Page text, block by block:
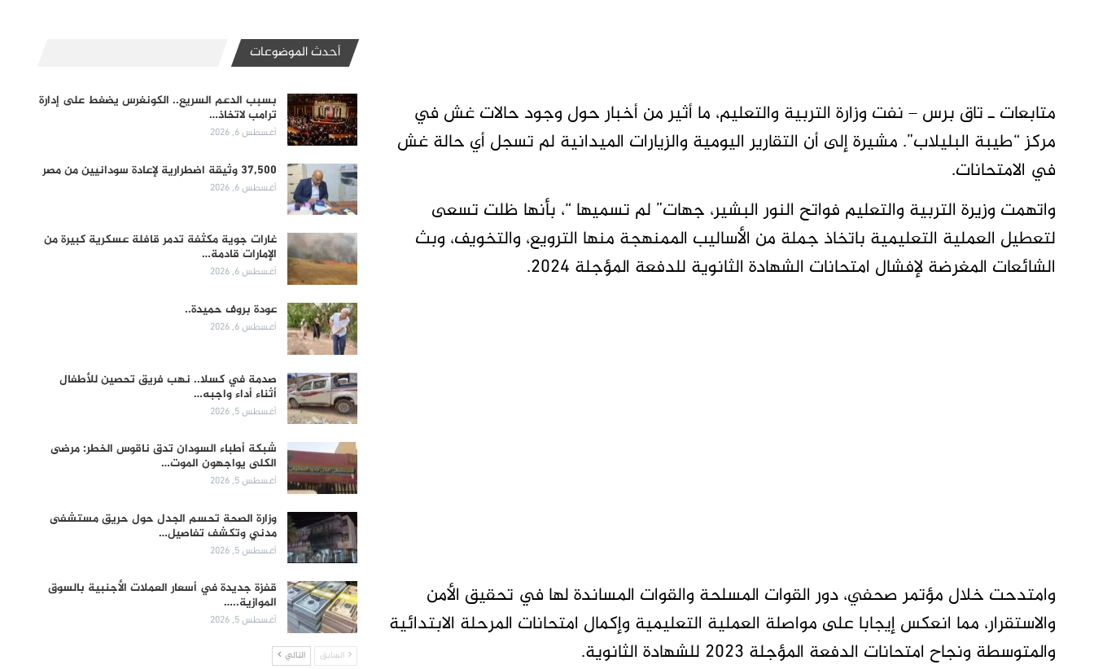
متابعات ـ تاق برس – نفت وزارة التربية والتعليم، ما أثير من أخبار حول وجود حالات غش في
مركز “طيبة البليلاب”. مشيرة إلى أن التقارير اليومية والزيارات الميدانية لم تسجل أي حالة غش
في الامتحانات.
واتهمت وزيرة التربية والتعليم فواتح النور البشير، جهات” لم تسميها “، بأنها ظلت تسعى
لتعطيل العملية التعليمية باتخاذ جملة من الأساليب الممنهجة منها الترويع، والتخويف، وبث
الشائعات المغرضة لإفشال امتحانات الشهادة الثانوية للدفعة المؤجلة 2024.
وامتدحت خلال مؤتمر صحفي، دور القوات المسلحة والقوات المساندة لها في تحقيق الأمن
والاستقرار، مما انعكس إيجابا على مواصلة العملية التعليمية وإكمال امتحانات المرحلة الابتدائية
والمتوسطة ونجاح امتحانات الدفعة المؤجلة 2023 للشهادة الثانوية.
أحدث الموضوعات
بسبب الدعم السريع.. الكونغرس يضغط على إدارة
ترامب لاتخاذ…
أغسطس 6, 2026
37,500 وثيقة اضطرارية لإعادة سودانيين من مصر
أغسطس 6, 2026
غارات جوية مكثفة تدمر قافلة عسكرية كبيرة من
الإمارات قادمة…
أغسطس 6, 2026
عودة بروف حميدة..
أغسطس 6, 2026
صدمة في كسلا.. نهب فريق تحصين للأطفال
أثناء أداء واجبه…
أغسطس 5, 2026
شبكة أطباء السودان تدق ناقوس الخطر: مرضى
الكلى يواجهون الموت…
أغسطس 5, 2026
وزارة الصحة تحسم الجدل حول حريق مستشفى
مدني وتكشف تفاصيل…
أغسطس 5, 2026
قفزة جديدة في أسعار العملات الأجنبية بالسوق
الموازية..…
أغسطس 5, 2026
السابق التالي